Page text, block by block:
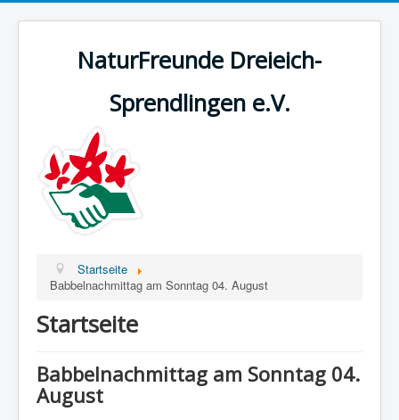
NaturFreunde Dreieich-
Sprendlingen e.V.
Startseite
Babbelnachmittag am Sonntag 04. August
Startseite
Babbelnachmittag am Sonntag 04.
August